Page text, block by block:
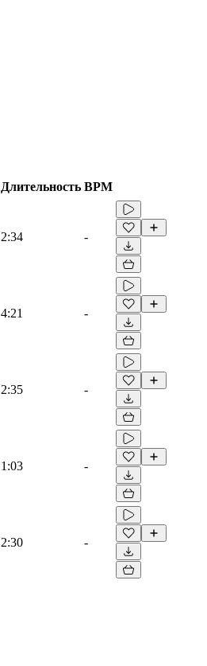
Длительность BPM
2:34 -
4:21 -
2:35 -
1:03 -
2:30 -